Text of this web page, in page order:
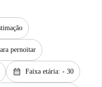
pernoitar
calendar_month Faixa etária: - 30